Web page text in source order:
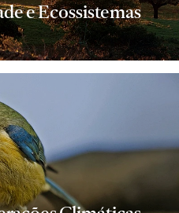
e Ecossistemas